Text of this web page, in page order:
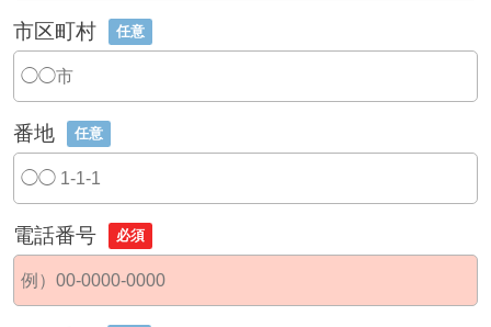
市区町村 任意
番地 任意
電話番号 必須